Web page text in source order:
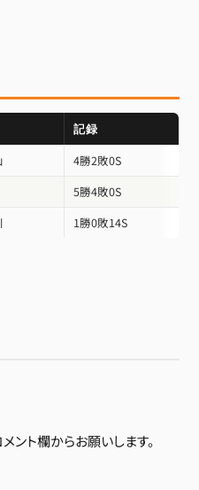
記録
4勝2敗0S
5勝4敗0S
1勝0敗14S
ント欄からお願いします。